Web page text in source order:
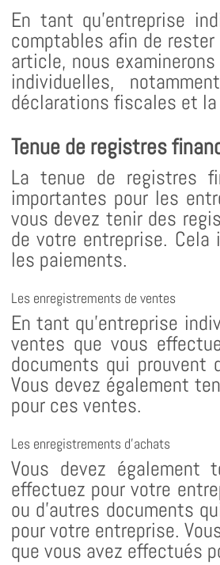
En tant qu’entreprise
comptables afin de
article, nous
individuelles,
déclarations fiscales et
Tenue de registres
La tenue de registres
importantes pour les
vous devez tenir des
de votre entreprise.
les paiements.
Les enregistrements de ventes
En tant qu’entreprise
ventes que vous
documents qui prouvent
Vous devez également
pour ces ventes.
Les enregistrements d’achats
Vous devez
effectuez pour votre
ou d’autres documents
pour votre entreprise.
que vous avez effectués